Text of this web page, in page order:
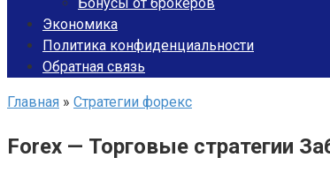
Экономика
Политика конфиденциальности
Обратная связь
Главная » Стратегии форекс
Forex — Торговые стратегии